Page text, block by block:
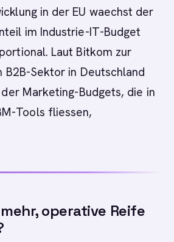
in der EU waechst der
im Industrie-IT-Budget
Laut Bitkom zur
B2B-Sektor in Deutschland
Marketing-Budgets, die in
Tools fliessen,
operative Reife